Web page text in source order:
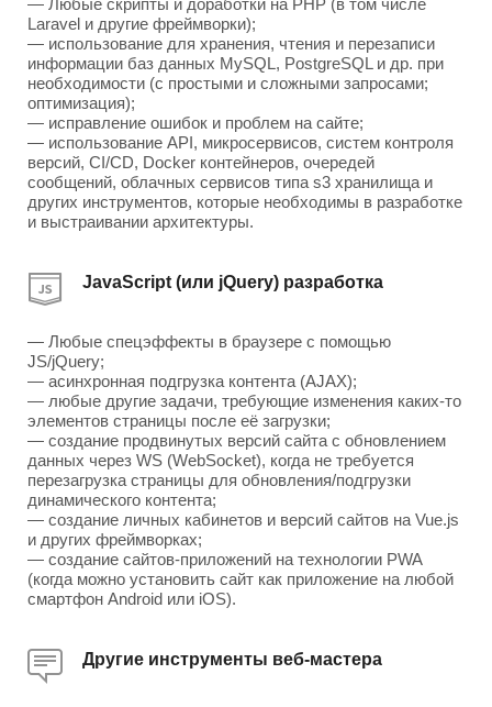
Laravel и другие фреймворки);
— использование для хранения, чтения и перезаписи
информации баз данных MySQL, PostgreSQL и др. при
необходимости (с простыми и сложными запросами;
оптимизация);
— исправление ошибок и проблем на сайте;
— использование API, микросервисов, систем контроля
версий, CI/CD, Docker контейнеров, очередей
сообщений, облачных сервисов типа s3 хранилища и
других инструментов, которые необходимы в разработке
и выстраивании архитектуры.
JavaScript (или jQuery) разработка
— Любые спецэффекты в браузере с помощью
JS/jQuery;
— асинхронная подгрузка контента (AJAX);
— любые другие задачи, требующие изменения каких-то
элементов страницы после её загрузки;
— создание продвинутых версий сайта с обновлением
данных через WS (WebSocket), когда не требуется
перезагрузка страницы для обновления/подгрузки
динамического контента;
— создание личных кабинетов и версий сайтов на Vue.js
и других фреймворках;
— создание сайтов-приложений на технологии PWA
(когда можно установить сайт как приложение на любой
смартфон Android или iOS).
Другие инструменты веб-мастера